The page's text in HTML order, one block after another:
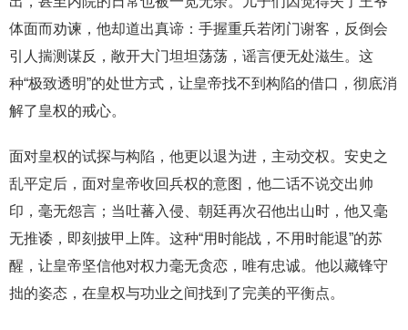
体面而劝谏，他却道出真谛：手握重兵若闭门谢客，反倒会
引人揣测谋反，敞开大门坦坦荡荡，谣言便无处滋生。这
种“极致透明”的处世方式，让皇帝找不到构陷的借口，彻底消
解了皇权的戒心。
面对皇权的试探与构陷，他更以退为进，主动交权。安史之
乱平定后，面对皇帝收回兵权的意图，他二话不说交出帅
印，毫无怨言；当吐蕃入侵、朝廷再次召他出山时，他又毫
无推诿，即刻披甲上阵。这种“用时能战，不用时能退”的苏
醒，让皇帝坚信他对权力毫无贪恋，唯有忠诚。他以藏锋守
拙的姿态，在皇权与功业之间找到了完美的平衡点。